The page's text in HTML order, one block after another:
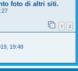
foto di altri siti.
1 2
19:48